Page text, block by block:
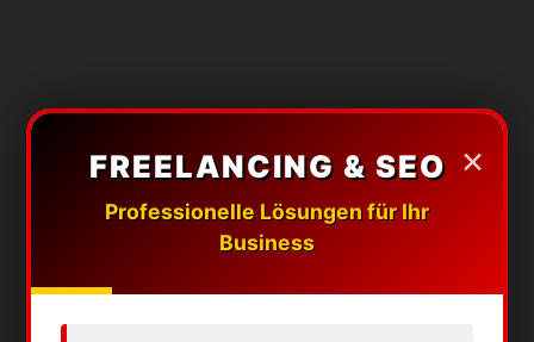
×
FREELANCING & SEO
Professionelle Lösungen für Ihr
Business